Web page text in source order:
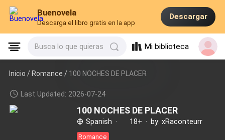
Buenovela
Descarga el libro gratis en la app
Descargar
Busca lo que quieras Mi biblioteca
Inicio /Romance / 100 NOCHES DE PLACER
Last Updated: 2026-07-24
100 NOCHES DE PLACER
Spanish · 18+ · by: xRaconteurr
Romance